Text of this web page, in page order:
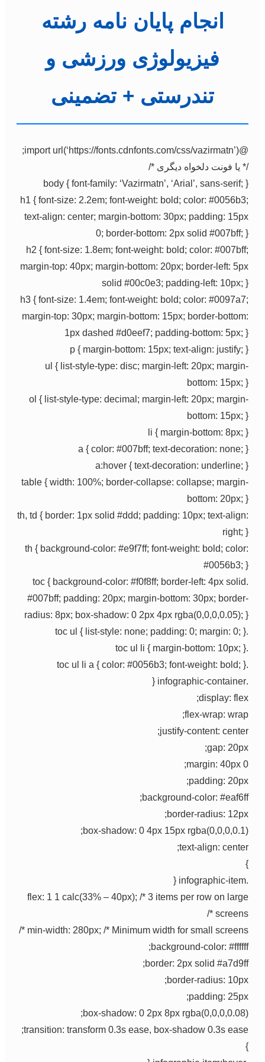
انجام پایان نامه رشته
فیزیولوژی ورزشی و
تندرستی + تضمینی
@import url(‘https://fonts.cdnfonts.com/css/vazirmatn’);
/* یا فونت دلخواه دیگری */
body { font-family: ‘Vazirmatn’, ‘Arial’, sans-serif; }
h1 { font-size: 2.2em; font-weight: bold; color: #0056b3;
text-align: center; margin-bottom: 30px; padding: 15px
0; border-bottom: 2px solid #007bff; }
h2 { font-size: 1.8em; font-weight: bold; color: #007bff;
margin-top: 40px; margin-bottom: 20px; border-left: 5px
solid #00c0e3; padding-left: 10px; }
h3 { font-size: 1.4em; font-weight: bold; color: #0097a7;
margin-top: 30px; margin-bottom: 15px; border-bottom:
1px dashed #d0eef7; padding-bottom: 5px; }
p { margin-bottom: 15px; text-align: justify; }
ul { list-style-type: disc; margin-left: 20px; margin-
bottom: 15px; }
ol { list-style-type: decimal; margin-left: 20px; margin-
bottom: 15px; }
li { margin-bottom: 8px; }
a { color: #007bff; text-decoration: none; }
a:hover { text-decoration: underline; }
table { width: 100%; border-collapse: collapse; margin-
bottom: 20px; }
th, td { border: 1px solid #ddd; padding: 10px; text-align:
right; }
th { background-color: #e9f7ff; font-weight: bold; color:
#0056b3; }
.toc { background-color: #f0f8ff; border-left: 4px solid
#007bff; padding: 20px; margin-bottom: 30px; border-
radius: 8px; box-shadow: 0 2px 4px rgba(0,0,0,0.05); }
.toc ul { list-style: none; padding: 0; margin: 0; }
.toc ul li { margin-bottom: 10px; }
.toc ul li a { color: #0056b3; font-weight: bold; }
.infographic-container {
display: flex;
flex-wrap: wrap;
justify-content: center;
gap: 20px;
margin: 40px 0;
padding: 20px;
background-color: #eaf6ff;
border-radius: 12px;
box-shadow: 0 4px 15px rgba(0,0,0,0.1);
text-align: center;
}
.infographic-item {
flex: 1 1 calc(33% – 40px); /* 3 items per row on large
screens */
min-width: 280px; /* Minimum width for small screens */
background-color: #ffffff;
border: 2px solid #a7d9ff;
border-radius: 10px;
padding: 25px;
box-shadow: 0 2px 8px rgba(0,0,0,0.08);
transition: transform 0.3s ease, box-shadow 0.3s ease;
}